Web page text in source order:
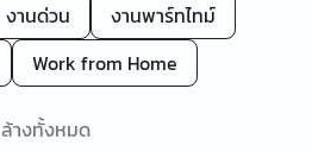
งานด่วน
งานพาร์ทไทม์
Work from Home
ล้างทั้งหมด